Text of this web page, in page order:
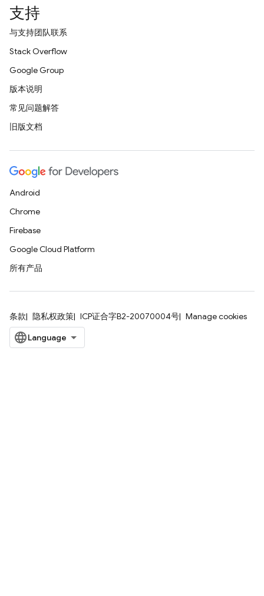
支持
与支持团队联系
Stack Overflow
Google Group
版本说明
常见问题解答
旧版文档
Android
Chrome
Firebase
Google Cloud Platform
所有产品
条款 隐私权政策 ICP证合字B2-20070004号 Manage cookies